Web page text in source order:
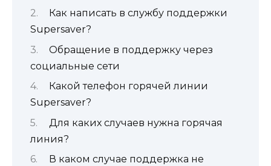
Как написать в службу поддержки
Supersaver?
Обращение в поддержку через
социальные сети
Какой телефон горячей линии
Supersaver?
Для каких случаев нужна горячая
линия?
В каком случае поддержка не